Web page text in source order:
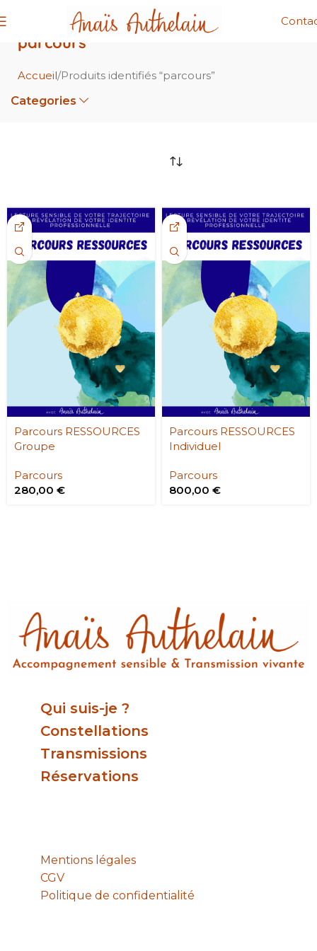
parcours
Accueil Produits identifiés “parcours”
Categories
Parcours RESSOURCES
Groupe
Parcours
280,00 €
Parcours RESSOURCES
Individuel
Parcours
800,00 €
Qui suis-je ?
Constellations
Transmissions
Réservations
Mentions légales
CGV
Politique de confidentialité